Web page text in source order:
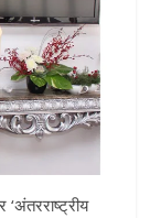
‘अंतरराष्ट्रीय